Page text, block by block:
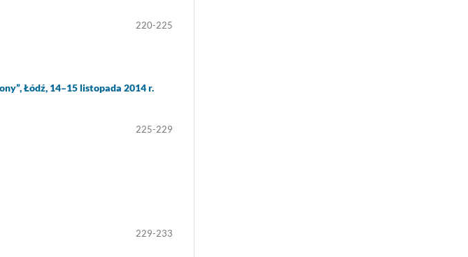
220-225
Łódź, 14–15 listopada 2014 r.
225-229
229-233